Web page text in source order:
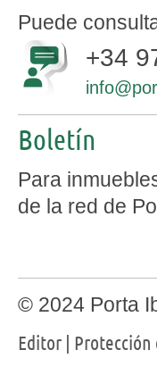
Puede
+34
Boletín
Para
de la red de
© 2024 Porta
Editor | Protección